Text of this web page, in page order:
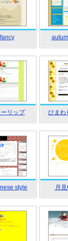
fancy
リップ ひまわ
style 月